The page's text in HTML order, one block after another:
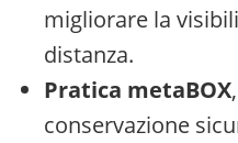
migliorare la
distanza.
Pratica metaBOX
conservazione